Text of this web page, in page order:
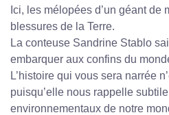
Ici, les mélopées d’un géant de
blessures de la Terre.
La conteuse Sandrine Stablo
embarquer aux confins du
L’histoire qui vous sera narrée
puisqu’elle nous rappelle
environnementaux de notre